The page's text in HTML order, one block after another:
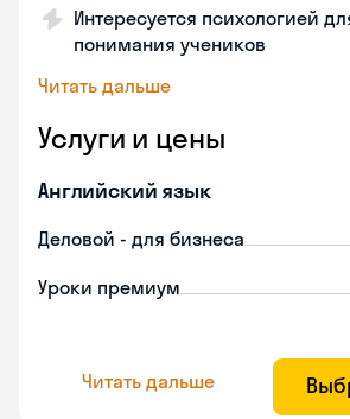
Интересуется психологией
понимания учеников
Читать дальше
Услуги и цены
Английский язык
Деловой - для бизнеса
Уроки премиум
Читать дальше